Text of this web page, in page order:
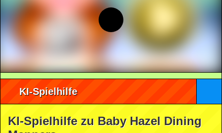
KI-Spielhilfe
KI-Spielhilfe zu Baby Hazel Dining